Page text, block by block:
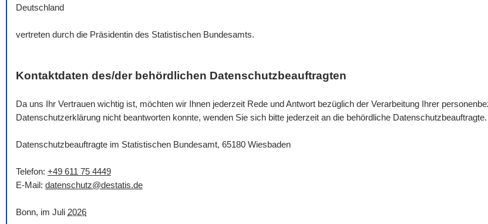
Deutschland
vertreten durch die Präsidentin des Statistischen Bundesamts.
Kontaktdaten des/der behördlichen Datenschutzbeauftragten
Da uns Ihr Vertrauen wichtig ist, möchten wir Ihnen jederzeit Rede und Antwort bezüglich der Verarbeitung Ihrer
Datenschutzerklärung nicht beantworten konnte, wenden Sie sich bitte jederzeit an die behördliche Datenschutzbeauftragte.
Datenschutzbeauftragte im Statistischen Bundesamt, 65180 Wiesbaden
Telefon: +49 611 75 4449
E-Mail: datenschutz@destatis.de
Bonn, im Juli 2026